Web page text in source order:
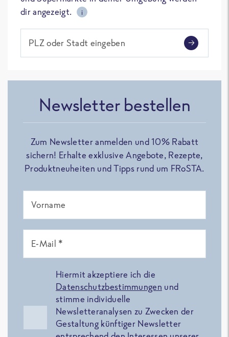
dir angezeigt.
i
PLZ oder Stadt eingeben
Newsletter bestellen
Zum Newsletter anmelden und 10% Rabatt
sichern! Erhalte exklusive Angebote, Rezepte,
Produktneuheiten und Tipps rund um FRoSTA.
Vorname
E-Mail *
Hiermit akzeptiere ich die
Datenschutzbestimmungen und
stimme individuelle
Newsletteranalysen zu Zwecken der
Gestaltung künftiger Newsletter